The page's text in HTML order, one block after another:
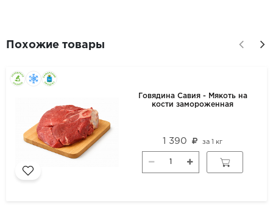
Похожие товары
Говядина Савия - Мякоть на
кости замороженная
1 390 за1 кг